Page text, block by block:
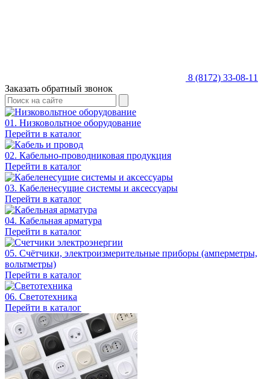
8 (8172) 33-08-11
Заказать обратный звонок
01. Низковольтное оборудование
Перейти в каталог
02. Кабельно-проводниковая продукция
Перейти в каталог
03. Кабеленесущие системы и аксессуары
Перейти в каталог
04. Кабельная арматура
Перейти в каталог
05. Счётчики, электроизмерительные приборы (амперметры,
вольтметры)
Перейти в каталог
06. Светотехника
Перейти в каталог